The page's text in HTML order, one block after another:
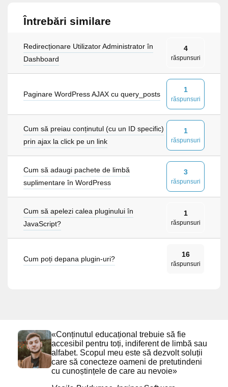
Întrebări similare
Redirecționare Utilizator Administrator în
Dashboard
4
răspunsuri
Paginare WordPress AJAX cu query_posts
1
răspunsuri
Cum să preiau conținutul (cu un ID specific)
prin ajax la click pe un link
1
răspunsuri
Cum să adaugi pachete de limbă
suplimentare în WordPress
3
răspunsuri
Cum să apelezi calea pluginului în
JavaScript?
1
răspunsuri
Cum poți depana plugin-uri?
16
răspunsuri
«Conținutul educațional trebuie să fie
accesibil pentru toți, indiferent de limbă sau
alfabet. Scopul meu este să dezvolt soluții
care să conecteze oameni de pretutindeni
cu cunoștințele de care au nevoie»